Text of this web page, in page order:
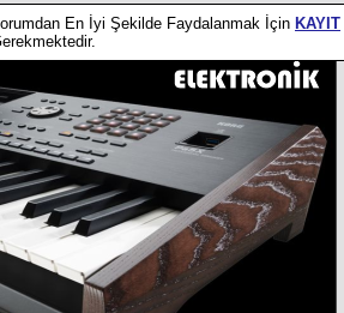
En İyi Şekilde Faydalanmak İçin KAYIT